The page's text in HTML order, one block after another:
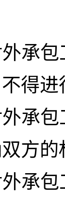
承
得
承
方
承